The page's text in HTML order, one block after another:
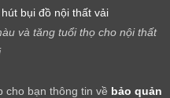
và tăng tuổi thọ cho nội thất
cho bạn thông tin về bảo quản